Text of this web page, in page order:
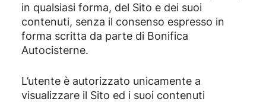
in qualsiasi forma, del Sito e dei suoi
contenuti, senza il consenso espresso in
forma scritta da parte di Bonifica
Autocisterne.
L’utente è autorizzato unicamente a
visualizzare il Sito ed i suoi contenuti